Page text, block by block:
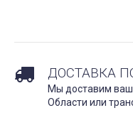
ДОСТАВКА
Мы доставим ваш
Области или